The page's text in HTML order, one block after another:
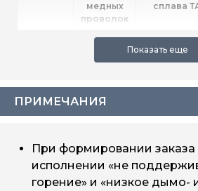
медных
проволок
сплава
ТАС-3х25/
M
150-240
eks-10HH-
RE-
eks-10HH-
ТАС-3х150/
ПРИМЕЧАНИЯ
При формировании
исполнении «не
горение» и «низкое дымо-